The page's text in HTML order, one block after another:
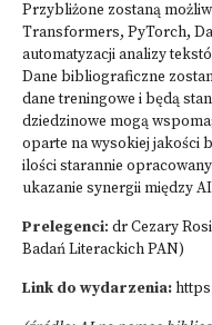
Przybliżone zostaną
Transformers, PyTorch,
automatyzacji analizy
Dane bibliograficzne
dane treningowe i będą
dziedzinowe mogą
oparte na wysokiej jakości
ilości starannie
ukazanie synergii między
Prelegenci: dr Cezary
Badań Literackich PAN)
Link do wydarzenia: